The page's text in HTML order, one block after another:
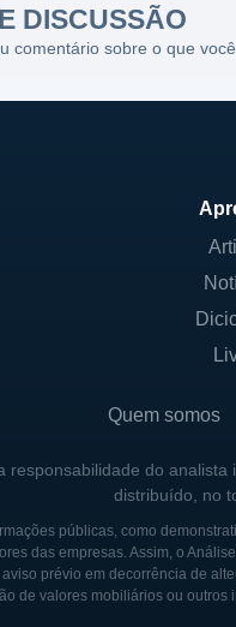
DISCUSSÃO
comentário sobre o que
Quem somos
responsabilidade do
distribuído, no
públicas, como
das empresas. Assim, o
prévio em decorrência de
de valores mobiliários ou